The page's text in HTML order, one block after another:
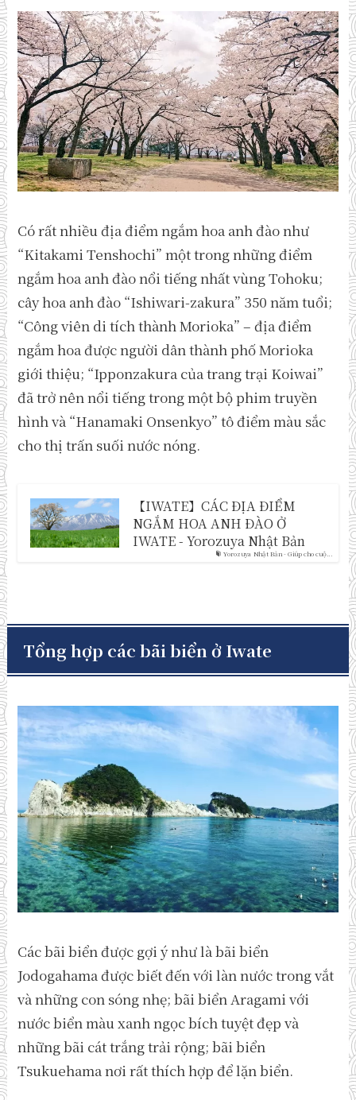
Có rất nhiều địa điểm ngắm hoa anh đào như
“Kitakami Tenshochi” một trong những điểm
ngắm hoa anh đào nổi tiếng nhất vùng Tohoku;
cây hoa anh đào “Ishiwari-zakura” 350 năm tuổi;
“Công viên di tích thành Morioka” – địa điểm
ngắm hoa được người dân thành phố Morioka
giới thiệu; “Ipponzakura của trang trại Koiwai”
đã trở nên nổi tiếng trong một bộ phim truyền
hình và “Hanamaki Onsenkyo” tô điểm màu sắc
cho thị trấn suối nước nóng.
Yorozuya Nhật Bản - Giúp cho cuộ...
【IWATE】CÁC ĐỊA ĐIỂM
NGẮM HOA ANH ĐÀO Ở
IWATE - Yorozuya Nhật Bản
Tổng hợp các bãi biển ở Iwate
Các bãi biển được gợi ý như là bãi biển
Jodogahama được biết đến với làn nước trong vắt
và những con sóng nhẹ; bãi biển Aragami với
nước biển màu xanh ngọc bích tuyệt đẹp và
những bãi cát trắng trải rộng; bãi biển
Tsukuehama nơi rất thích hợp để lặn biển.